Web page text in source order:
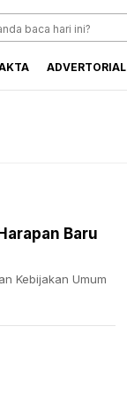
ADVERTORIAL
Baru
Kebijakan Umum